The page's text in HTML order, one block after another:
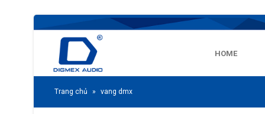
HOME
Trang chủ » vang dmx